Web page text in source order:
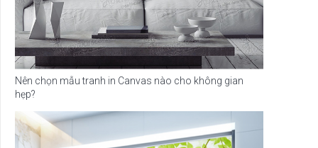
Nên chọn mẫu tranh in Canvas nào cho không gian
hẹp?